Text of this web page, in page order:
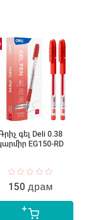
գել Deli 0.38
EG150-RD
150 драм